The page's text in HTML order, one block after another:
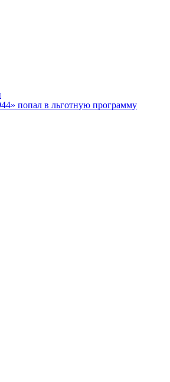
попал в льготную программу